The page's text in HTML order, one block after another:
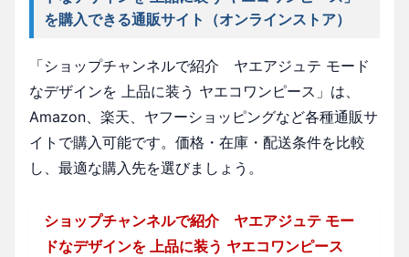
を購入できる通販サイト（オンラインストア）
「ショップチャンネルで紹介 ヤエアジュテ モード
なデザインを 上品に装う ヤエコワンピース」は、
Amazon、楽天、ヤフーショッピングなど各種通販サ
イトで購入可能です。価格・在庫・配送条件を比較
し、最適な購入先を選びましょう。
ショップチャンネルで紹介 ヤエアジュテ モー
ドなデザインを 上品に装う ヤエコワンピース